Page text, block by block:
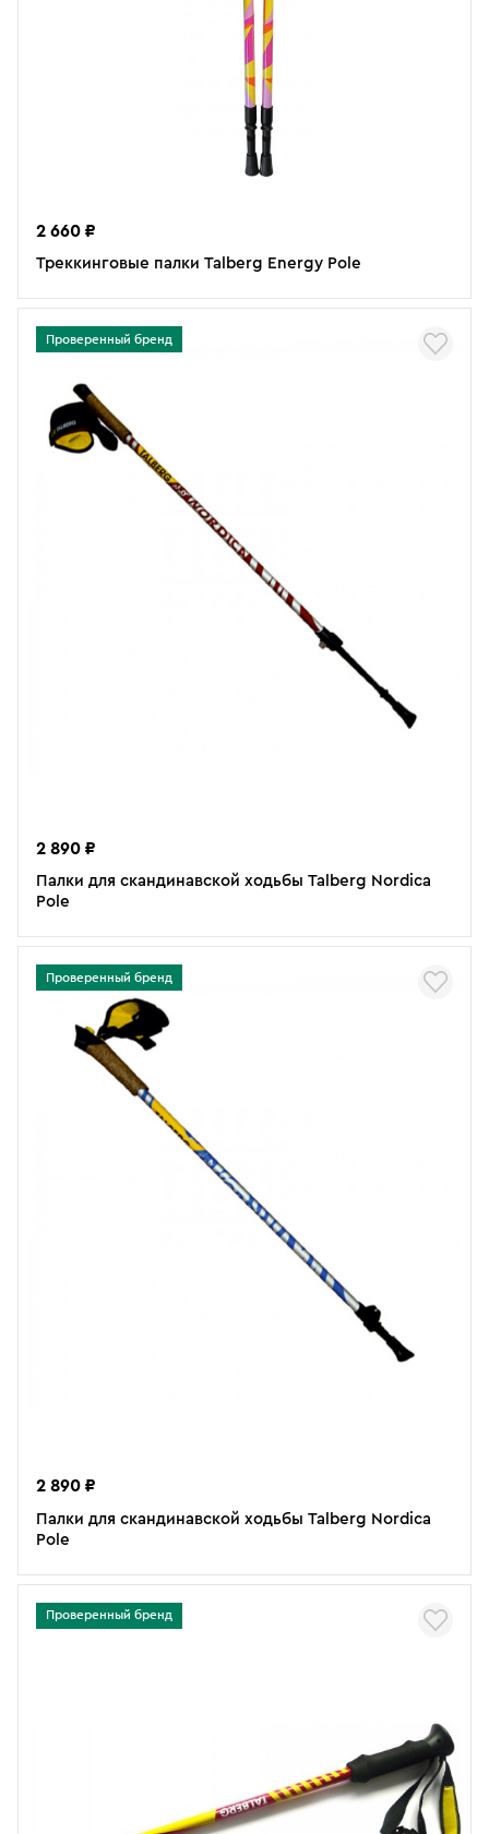
2 660 ₽
Треккинговые палки Talberg Energy Pole
Проверенный бренд
2 890 ₽
Палки для скандинавской ходьбы Talberg Nordica
Pole
Проверенный бренд
2 890 ₽
Палки для скандинавской ходьбы Talberg Nordica
Pole
Проверенный бренд